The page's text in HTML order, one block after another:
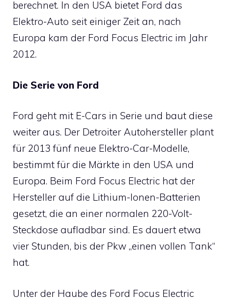
berechnet. In den USA bietet Ford das
Elektro-Auto seit einiger Zeit an, nach
Europa kam der Ford Focus Electric im Jahr
2012.
Die Serie von Ford
Ford geht mit E-Cars in Serie und baut diese
weiter aus. Der Detroiter Autohersteller plant
für 2013 fünf neue Elektro-Car-Modelle,
bestimmt für die Märkte in den USA und
Europa. Beim Ford Focus Electric hat der
Hersteller auf die Lithium-Ionen-Batterien
gesetzt, die an einer normalen 220-Volt-
Steckdose aufladbar sind. Es dauert etwa
vier Stunden, bis der Pkw „einen vollen Tank“
hat.
Unter der Haube des Ford Focus Electric